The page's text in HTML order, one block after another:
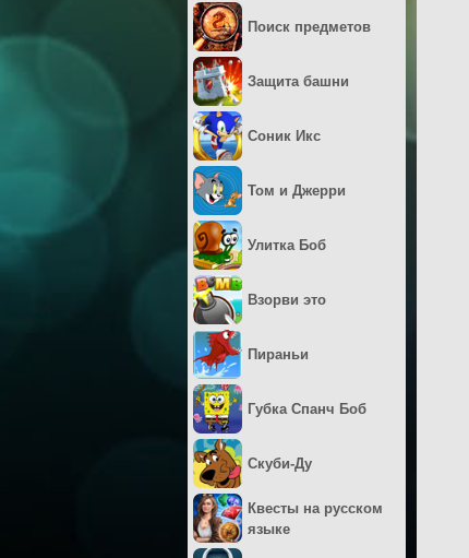
Поиск предметов
Защита башни
Соник Икс
Том и Джерри
Улитка Боб
Взорви это
Пираньи
Губка Спанч Боб
Скуби-Ду
Квесты на русском
языке